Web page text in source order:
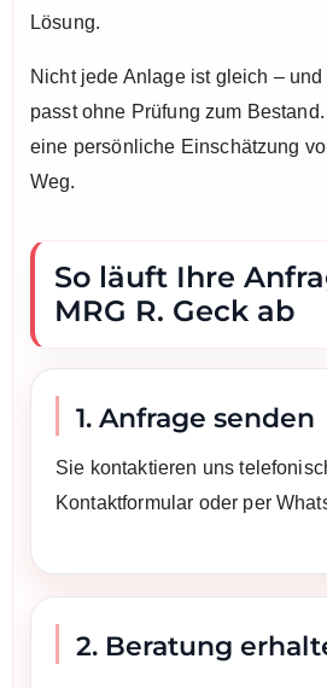
Lösung.
Nicht jede Anlage ist gleich –
passt ohne Prüfung zum
eine persönliche Einschätzung
Weg.
So läuft Ihre
MRG R. Geck ab
1. Anfrage senden
Sie kontaktieren uns
Kontaktformular oder per
2. Beratung